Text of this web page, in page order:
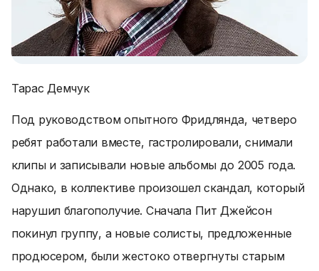
Тарас Демчук
Под руководством опытного Фридлянда, четверо
ребят работали вместе, гастролировали, снимали
клипы и записывали новые альбомы до 2005 года.
Однако, в коллективе произошел скандал, который
нарушил благополучие. Сначала Пит Джейсон
покинул группу, а новые солисты, предложенные
продюсером, были жестоко отвергнуты старым